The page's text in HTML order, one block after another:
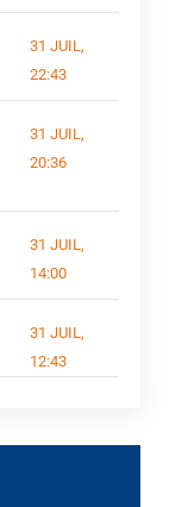
31 JUIL,
22:43
31 JUIL,
20:36
31 JUIL,
14:00
31 JUIL,
12:43